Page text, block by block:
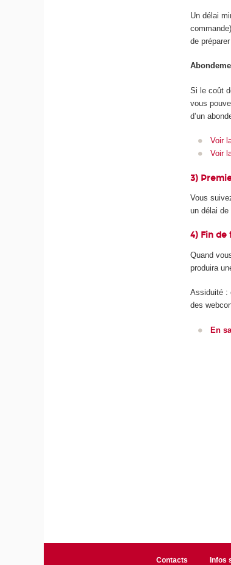
Un délai
de
Si le coût
vous
d’un
Voir
Voir
3)
Vous
un délai
4) Fin
Quand
produira
Assiduité :
des
En
Contacts Infos